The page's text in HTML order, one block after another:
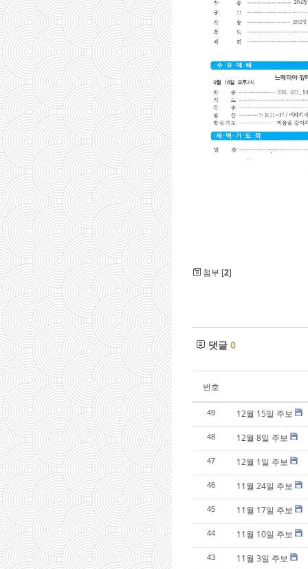
첨부 [2]
댓글 0
번호
49 12월 15일 주보
48 12월 8일 주보
47 12월 1일 주보
46 11월 24일 주보
45 11월 17일 주보
44 11월 10일 주보
43 11월 3일 주보